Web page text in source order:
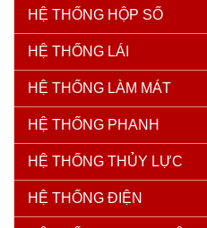
HỆ THỐNG HỘP SỐ
HỆ THỐNG LÁI
HỆ THỐNG LÀM MÁT
HỆ THỐNG PHANH
HỆ THỐNG THỦY LỰC
HỆ THỐNG ĐIỆN